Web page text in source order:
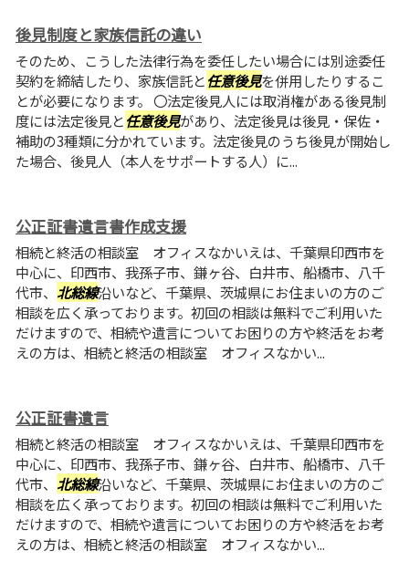
後見制度と家族信託の違い
そのため、こうした法律行為を委任したい場合には別途委任
契約を締結したり、家族信託と任意後見を併用したりするこ
とが必要になります。 〇法定後見人には取消権がある後見制
度には法定後見と任意後見があり、法定後見は後見・保佐・
補助の3種類に分かれています。法定後見のうち後見が開始し
た場合、後見人（本人をサポートする人）に...
公正証書遺言書作成支援
相続と終活の相談室 オフィスなかいえは、千葉県印西市を
中心に、印西市、我孫子市、鎌ヶ谷、白井市、船橋市、八千
代市、 北総線沿いなど、千葉県、茨城県にお住まいの方のご
相談を広く承っております。初回の相談は無料でご利用いた
だけますので、相続や遺言についてお困りの方や終活をお考
えの方は、相続と終活の相談室 オフィスなかい...
公正証書遺言
相続と終活の相談室 オフィスなかいえは、千葉県印西市を
中心に、印西市、我孫子市、鎌ヶ谷、白井市、船橋市、八千
代市、 北総線沿いなど、千葉県、茨城県にお住まいの方のご
相談を広く承っております。初回の相談は無料でご利用いた
だけますので、相続や遺言についてお困りの方や終活をお考
えの方は、相続と終活の相談室 オフィスなかい...